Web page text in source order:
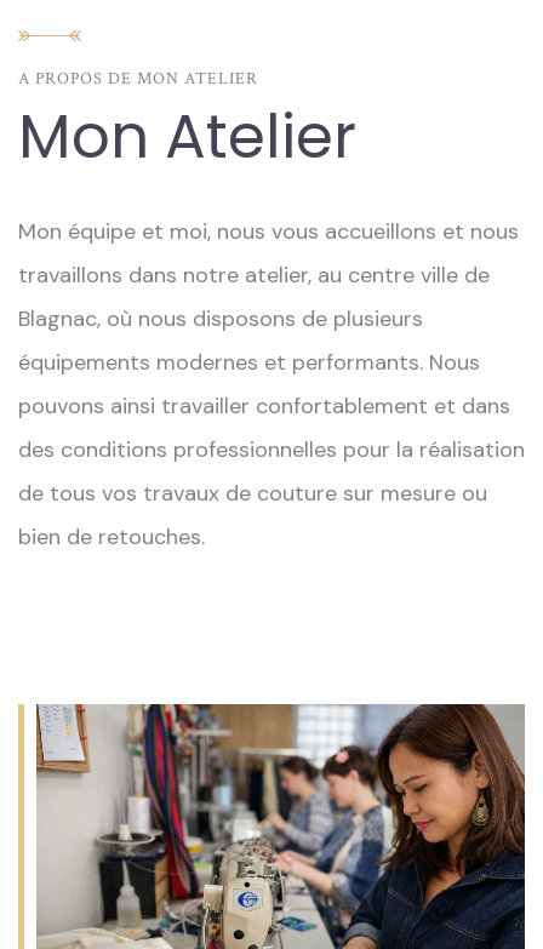
A PROPOS DE MON ATELIER
Mon Atelier
Mon équipe et moi, nous vous accueillons et nous
travaillons dans notre atelier, au centre ville de
Blagnac, où nous disposons de plusieurs
équipements modernes et performants. Nous
pouvons ainsi travailler confortablement et dans
des conditions professionnelles pour la réalisation
de tous vos travaux de couture sur mesure ou
bien de retouches.